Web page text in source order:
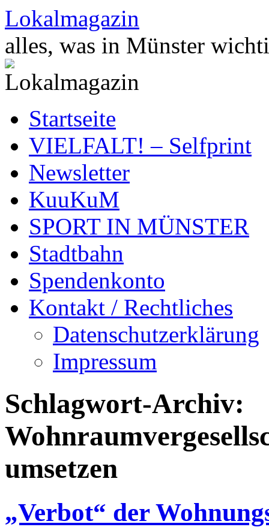
Zum
Inhalt
springen
Lokalmagazin
alles, was in Münster
Startseite
VIELFALT! – Selfprint
Newsletter
KuuKuM
SPORT IN MÜNSTER
Stadtbahn
Spendenkonto
Kontakt / Rechtliches
Datenschutzerklärung
Impressum
Schlagwort-Archiv:
umsetzen
„Verbot“ der